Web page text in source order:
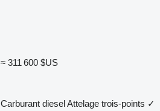
≈ 311 600 $US
Carburant dieselAttelage trois-points ✓